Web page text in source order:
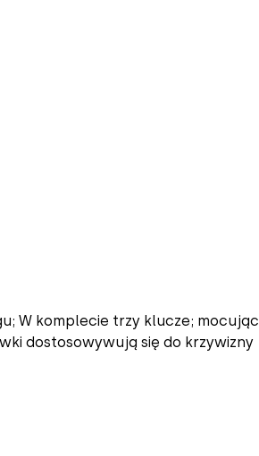
W komplecie trzy klucze; mocując
dostosowywują się do krzywizny